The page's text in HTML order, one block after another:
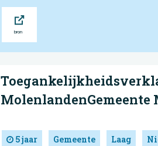
MolenlandenGemeente
5 jaar Gemeente Laag